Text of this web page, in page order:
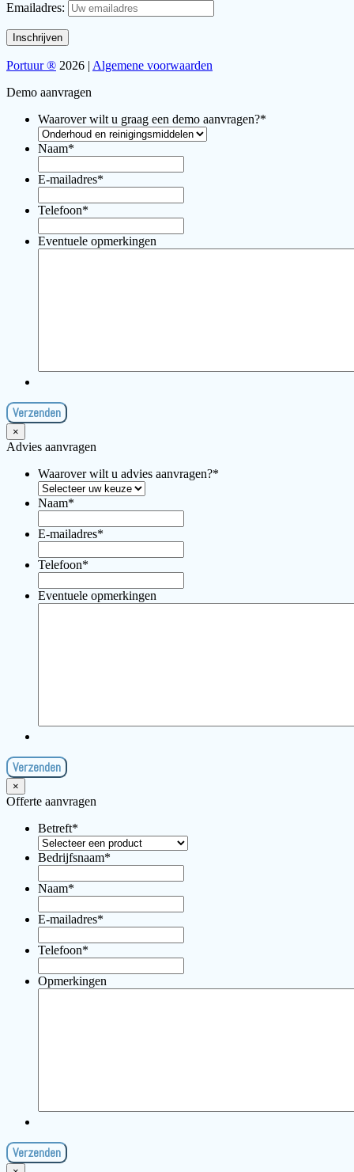
Emailadres:
Portuur ® 2026 | Algemene voorwaarden
Demo aanvragen
Waarover wilt u graag een demo aanvragen?*
Naam*
E-mailadres*
Telefoon*
Eventuele opmerkingen
×
Advies aanvragen
Waarover wilt u advies aanvragen?*
Naam*
E-mailadres*
Telefoon*
Eventuele opmerkingen
×
Offerte aanvragen
Betreft*
Bedrijfsnaam*
Naam*
E-mailadres*
Telefoon*
Opmerkingen